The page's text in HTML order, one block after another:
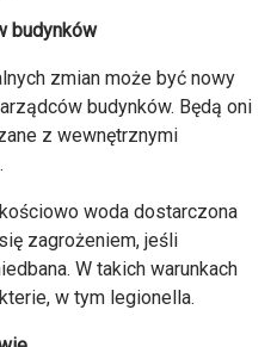
budynków
zmian może być nowy
budynków. Będą oni
z wewnętrznymi
woda dostarczona
zagrożeniem, jeśli
W takich warunkach
w tym legionella.